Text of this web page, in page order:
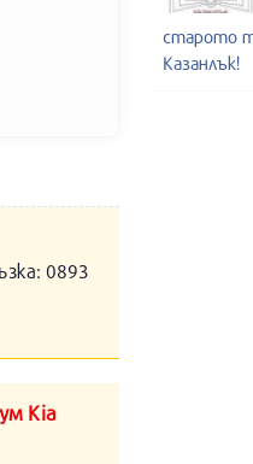
0893
Kia
старото
Казанлък!